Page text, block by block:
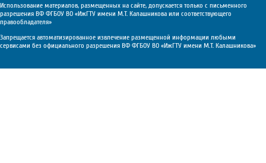
Использование материалов, размещенных на сайте, допускается только с письменного
разрешения ВФ ФГБОУ ВО «ИжГТУ имени М.Т. Калашникова или соответствующего
правообладателя»
Запрещается автоматизированное извлечение размещенной информации любыми
сервисами без официального разрешения ВФ ФГБОУ ВО «ИжГТУ имени М.Т. Калашникова»